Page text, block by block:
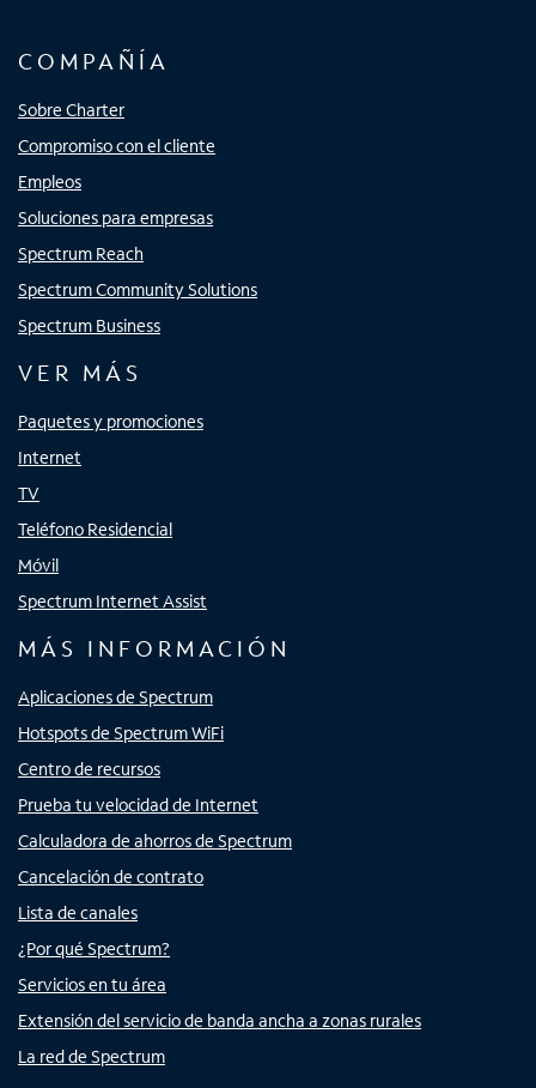
COMPAÑÍA
Sobre Charter
Compromiso con el cliente
Empleos
Soluciones para empresas
Spectrum Reach
Spectrum Community Solutions
Spectrum Business
VER MÁS
Paquetes y promociones
Internet
TV
Teléfono Residencial
Móvil
Spectrum Internet Assist
MÁS INFORMACIÓN
Aplicaciones de Spectrum
Hotspots de Spectrum WiFi
Centro de recursos
Prueba tu velocidad de Internet
Calculadora de ahorros de Spectrum
Cancelación de contrato
Lista de canales
¿Por qué Spectrum?
Servicios en tu área
Extensión del servicio de banda ancha a zonas rurales
La red de Spectrum